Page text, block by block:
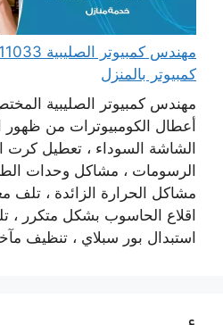
كمبيوتر بالمنزل
مهندس كمبيوتر الصليبية
أعطال الكومبيوترات من ظهور
الشاشة السوداء ، تعطيل كرت
الرسومات ، مشاكل وحدات
مشاكل الحرارة الزائدة ، تلف
اقلاع الحاسوب بشكل متكرر ،
استبدال بور سبلاي ، تنظيف